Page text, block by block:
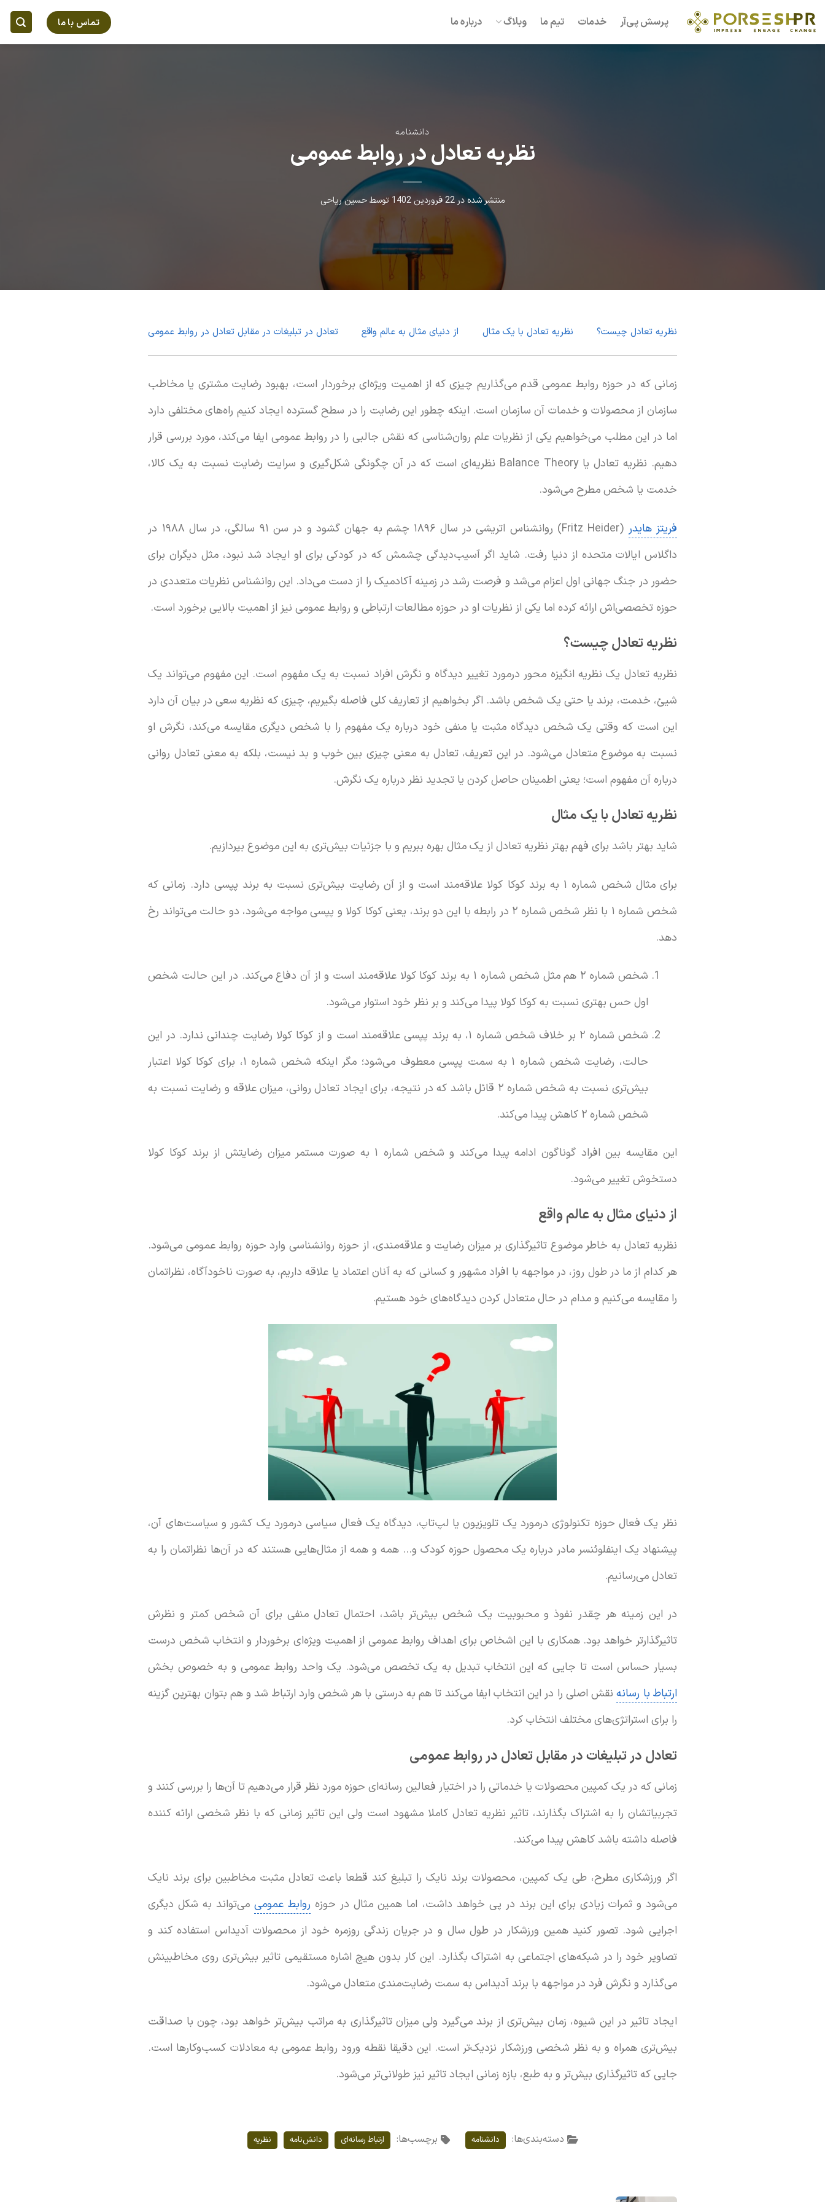
to
content
پرسش پی‌آر خدمات تیم ما وبلاگ درباره ما تماس با ما
دانشنامه
نظریه تعادل در روابط عمومی
منتشر شده در22 فروردین 1402 توسطحسین ریاحی
نظریه تعادل چیست؟ نظریه تعادل با یک مثال از دنیای مثال به عالم واقع تعادل در تبلیغات در مقابل تعادل در روابط عمومی
زمانی که در حوزه روابط عمومی قدم می‌گذاریم چیزی که از اهمیت ویژه‌ای برخوردار است، بهبود رضایت مشتری یا مخاطب
سازمان از محصولات و خدمات آن سازمان است. اینکه چطور این رضایت را در سطح گسترده ایجاد کنیم راه‌های مختلفی دارد
اما در این مطلب می‌خواهیم یکی از نظریات علم روان‌شناسی که نقش جالبی را در روابط عمومی ایفا می‌کند، مورد بررسی قرار
دهیم. نظریه تعادل یا Balance Theory نظریه‌ای است که در آن چگونگی شکل‌گیری و سرایت رضایت نسبت به یک کالا،
خدمت یا شخص مطرح می‌شود.
فریتز هایدر
(Fritz Heider) روانشناس اتریشی در سال ۱۸۹۶ چشم به جهان گشود و در سن ۹۱ سالگی، در سال ۱۹۸۸ در
داگلاس ایالات متحده از دنیا رفت. شاید اگر آسیب‌دیدگی چشمش که در کودکی برای او ایجاد شد نبود، مثل دیگران برای
حضور در جنگ جهانی اول اعزام می‌شد و فرصت رشد در زمینه آکادمیک را از دست می‌داد. این روانشناس نظریات متعددی در
حوزه تخصصی‌اش ارائه کرده اما یکی از نظریات او در حوزه مطالعات ارتباطی و روابط عمومی نیز از اهمیت بالایی برخورد است.
نظریه تعادل چیست؟
نظریه تعادل یک نظریه انگیزه محور درمورد تغییر دیدگاه و نگرش افراد نسبت به یک مفهوم است. این مفهوم می‌تواند یک
شیئ، خدمت، برند یا حتی یک شخص باشد. اگر بخواهیم از تعاریف کلی فاصله بگیریم، چیزی که نظریه سعی در بیان آن دارد
این است که وقتی یک شخص دیدگاه مثبت یا منفی خود درباره یک مفهوم را با شخص دیگری مقایسه می‌کند، نگرش او
نسبت به موضوع متعادل می‌شود. در این تعریف، تعادل به معنی چیزی بین خوب و بد نیست، بلکه به معنی تعادل روانی
درباره آن مفهوم است؛ یعنی اطمینان حاصل کردن یا تجدید نظر درباره یک نگرش.
نظریه تعادل با یک مثال
شاید بهتر باشد برای فهم بهتر نظریه تعادل از یک مثال بهره ببریم و با جزئیات بیش‌تری به این موضوع بپردازیم.
برای مثال شخص شماره ۱ به برند کوکا کولا علاقه‌مند است و از آن رضایت بیش‌تری نسبت به برند پپسی دارد. زمانی که
شخص شماره ۱ با نظر شخص شماره ۲ در رابطه با این دو برند، یعنی کوکا کولا و پپسی مواجه می‌شود، دو حالت می‌تواند رخ
دهد.
شخص شماره ۲ هم مثل شخص شماره ۱ به برند کوکا کولا علاقه‌مند است و از آن دفاع می‌کند. در این حالت شخص
اول حس بهتری نسبت به کوکا کولا پیدا می‌کند و بر نظر خود استوار می‌شود.
شخص شماره ۲ بر خلاف شخص شماره ۱، به برند پپسی علاقه‌مند است و از کوکا کولا رضایت چندانی ندارد. در این
حالت، رضایت شخص شماره ۱ به سمت پپسی معطوف می‌شود؛ مگر اینکه شخص شماره ۱، برای کوکا کولا اعتبار
بیش‌تری نسبت به شخص شماره ۲ قائل باشد که در نتیجه، برای ایجاد تعادل روانی، میزان علاقه و رضایت نسبت به
شخص شماره ۲ کاهش پیدا می‌کند.
این مقایسه بین افراد گوناگون ادامه پیدا می‌کند و شخص شماره ۱ به صورت مستمر میزان رضایتش از برند کوکا کولا
دستخوش تغییر می‌شود.
از دنیای مثال به عالم واقع
نظریه تعادل به خاطر موضوع تاثیرگذاری بر میزان رضایت و علاقه‌مندی، از حوزه روانشناسی وارد حوزه روابط عمومی می‌شود.
هر کدام از ما در طول روز، در مواجهه با افراد مشهور و کسانی که به آنان اعتماد یا علاقه داریم، به صورت ناخودآگاه، نظراتمان
را مقایسه می‌کنیم و مدام در حال متعادل کردن دیدگاه‌های خود هستیم.
نظر یک فعال حوزه تکنولوژی درمورد یک تلویزیون یا لپ‌تاپ، دیدگاه یک فعال سیاسی درمورد یک کشور و سیاست‌های آن،
پیشنهاد یک اینفلوئنسر مادر درباره یک محصول حوزه کودک و… همه و همه از مثال‌هایی هستند که در آن‌ها نظراتمان را به
تعادل می‌رسانیم.
در این زمینه هر چقدر نفوذ و محبوبیت یک شخص بیش‌تر باشد، احتمال تعادل منفی برای آن شخص کمتر و نظرش
تاثیرگذارتر خواهد بود. همکاری با این اشخاص برای اهداف روابط عمومی از اهمیت ویژه‌ای برخوردار و انتخاب شخص درست
بسیار حساس است تا جایی که این انتخاب تبدیل به یک تخصص می‌شود. یک واحد روابط عمومی و به خصوص بخش
ارتباط با رسانهنقش اصلی را در این انتخاب ایفا می‌کند تا هم به درستی با هر شخص وارد ارتباط شد و هم بتوان بهترین گزینه
را برای استراتژی‌های مختلف انتخاب کرد.
تعادل در تبلیغات در مقابل تعادل در روابط عمومی
زمانی که در یک کمپین محصولات یا خدماتی را در اختیار فعالین رسانه‌ای حوزه مورد نظر قرار می‌دهیم تا آن‌ها را بررسی کنند و
تجربیاتشان را به اشتراک بگذارند، تاثیر نظریه تعادل کاملا مشهود است ولی این تاثیر زمانی که با نظر شخصی ارائه کننده
فاصله داشته باشد کاهش پیدا می‌کند.
اگر ورزشکاری مطرح، طی یک کمپین، محصولات برند نایک را تبلیغ کند قطعا باعث تعادل مثبت مخاطبین برای برند نایک
می‌شود و ثمرات زیادی برای این برند در پی خواهد داشت، اما همین مثال در حوزه روابط عمومیمی‌تواند به شکل دیگری
اجرایی شود. تصور کنید همین ورزشکار در طول سال و در جریان زندگی روزمره خود از محصولات آدیداس استفاده کند و
تصاویر خود را در شبکه‌های اجتماعی به اشتراک بگذارد. این کار بدون هیچ اشاره مستقیمی تاثیر بیش‌تری روی مخاطبینش
می‌گذارد و نگرش فرد در مواجهه با برند آدیداس به سمت رضایت‌مندی متعادل می‌شود.
ایجاد تاثیر در این شیوه، زمان بیش‌تری از برند می‌گیرد ولی میزان تاثیرگذاری به مراتب بیش‌تر خواهد بود، چون با صداقت
بیش‌تری همراه و به نظر شخصی ورزشکار نزدیک‌تر است. این دقیقا نقطه ورود روابط عمومی به معادلات کسب‌وکارها است.
جایی که تاثیرگذاری بیش‌تر و به طبع، بازه زمانی ایجاد تاثیر نیز طولانی‌تر می‌شود.
دسته‌بندی‌ها: دانشنامه برچسب‌ها: ارتباط رسانه‌ای دانش‌نامه نظریه